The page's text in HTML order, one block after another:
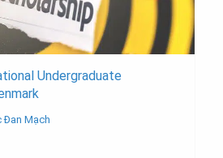
Undergraduate
Đan Mạch